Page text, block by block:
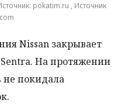
pokatim.ru , Источник
Nissan закрывает
На протяжении
не покидала